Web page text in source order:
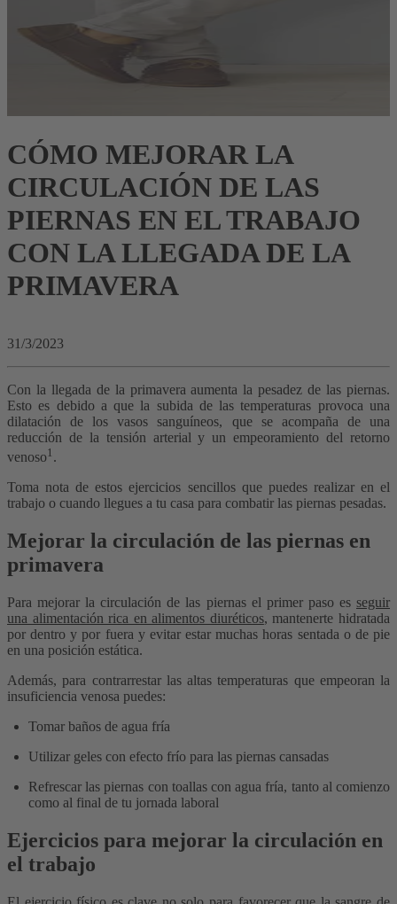
CÓMO MEJORAR LA
CIRCULACIÓN DE LAS
PIERNAS EN EL TRABAJO
CON LA LLEGADA DE LA
PRIMAVERA
31/3/2023
Con la llegada de la primavera aumenta la pesadez de las piernas.
Esto es debido a que la subida de las temperaturas provoca una
dilatación de los vasos sanguíneos, que se acompaña de una
reducción de la tensión arterial y un empeoramiento del retorno
venoso1 .
Toma nota de estos ejercicios sencillos que puedes realizar en el
trabajo o cuando llegues a tu casa para combatir las piernas pesadas.
Mejorar la circulación de las piernas en
primavera
Para mejorar la circulación de las piernas el primer paso es seguir
una alimentación rica en alimentos diuréticos, mantenerte hidratada
por dentro y por fuera y evitar estar muchas horas sentada o de pie
en una posición estática.
Además, para contrarrestar las altas temperaturas que empeoran la
insuficiencia venosa puedes:
Tomar baños de agua fría
Utilizar geles con efecto frío para las piernas cansadas
Refrescar las piernas con toallas con agua fría, tanto al comienzo
como al final de tu jornada laboral
Ejercicios para mejorar la circulación en
el trabajo